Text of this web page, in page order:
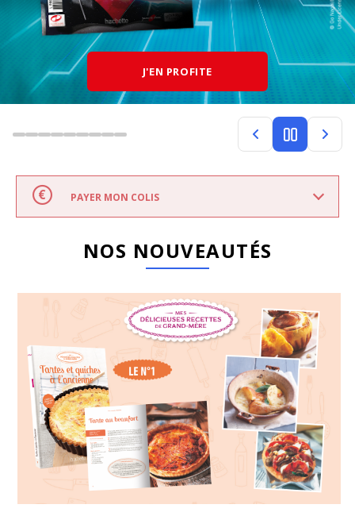
J'EN PROFITE
PAYER MON COLIS
NOS NOUVEAUTÉS